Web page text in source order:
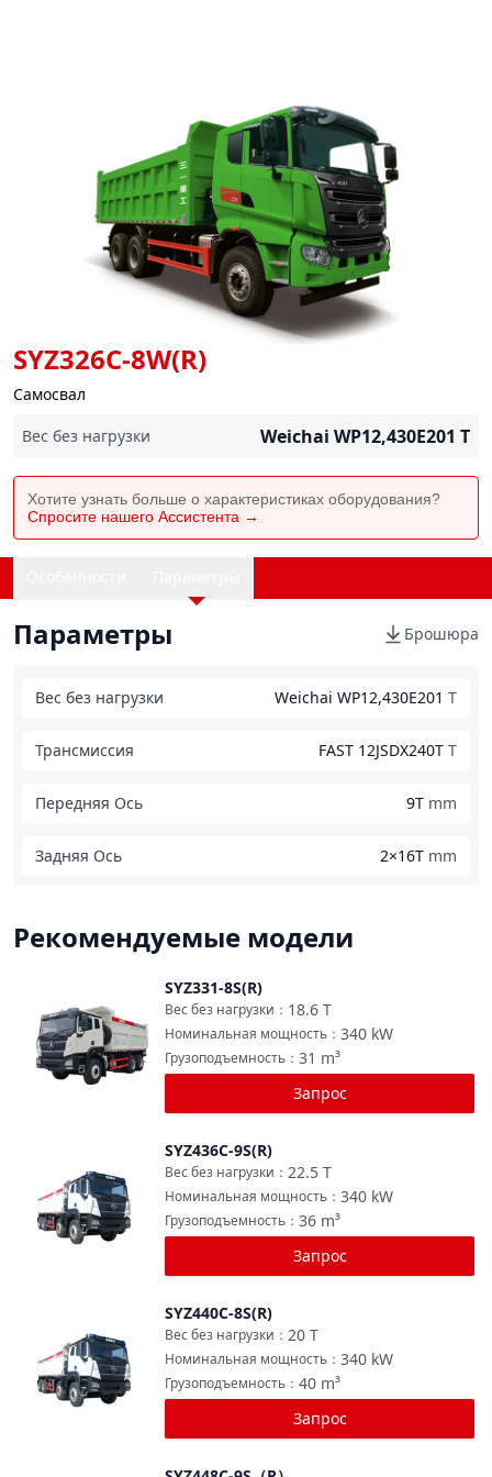
SYZ326C-8W(R)
Самосвал
Вес без нагрузки
Weichai WP12,430E201 T
Хотите узнать больше о характеристиках оборудования?
Спросите нашего Ассистента →
Параметры Брошюра
Вес без нагрузки Weichai WP12,430E201 T
Трансмиссия FAST 12JSDX240T T
Передняя Ось 9T mm
Задняя Ось 2×16T mm
Рекомендуемые модели
SYZ331-8S(R)
18.6 T
Вес без нагрузки ：
340 kW
Номинальная мощность ：
31 m³
Грузоподъемность ：
Запрос
SYZ436C-9S(R)
22.5 T
Вес без нагрузки ：
340 kW
Номинальная мощность ：
36 m³
Грузоподъемность ：
Запрос
SYZ440C-8S(R)
20 T
Вес без нагрузки ：
340 kW
Номинальная мощность ：
40 m³
Грузоподъемность ：
Запрос